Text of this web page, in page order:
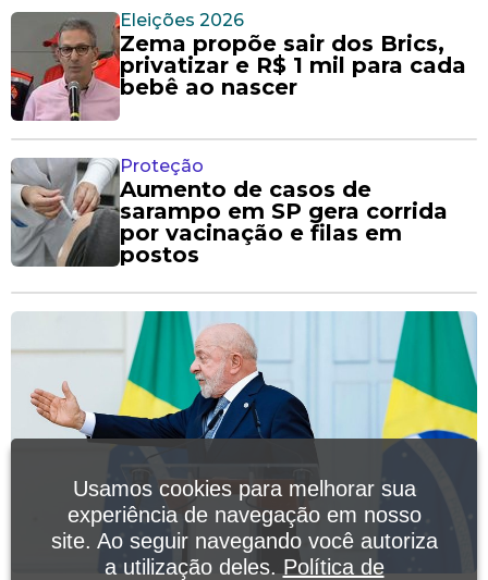
Eleições 2026
Zema propõe sair dos Brics,
privatizar e R$ 1 mil para cada
bebê ao nascer
Proteção
Aumento de casos de
sarampo em SP gera corrida
por vacinação e filas em
postos
Usamos cookies para melhorar sua
experiência de navegação em nosso
site. Ao seguir navegando você autoriza
a utilização deles. Política de